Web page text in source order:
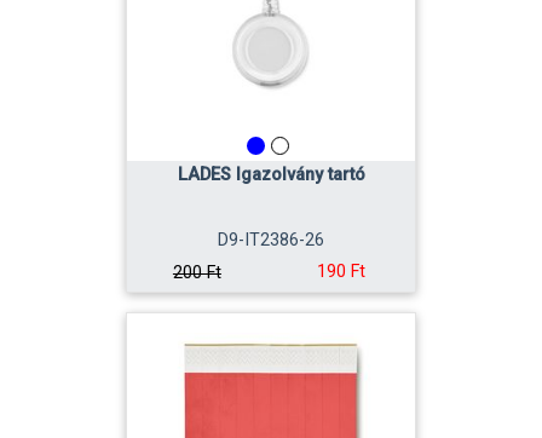
LADES Igazolvány tartó
D9-IT2386-26
200 Ft
190 Ft